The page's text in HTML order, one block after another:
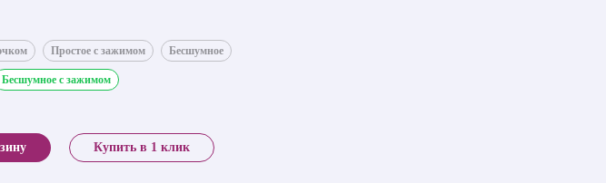
Простое с зажимом Бесшумное
Бесшумное с зажимом
Купить в 1 клик